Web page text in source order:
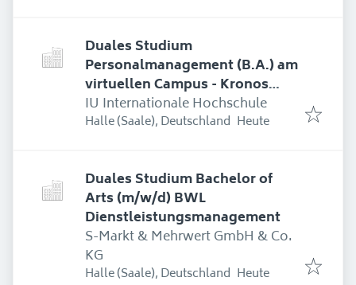
Duales Studium
Personalmanagement (B.A.) am
virtuellen Campus - Kronos
International, Inc.
IU Internationale Hochschule
Halle (Saale), Deutschland Erschienen
Heute
Duales Studium Bachelor of
Arts (m/w/d) BWL
Dienstleistungsmanagement
S-Markt & Mehrwert GmbH & Co.
KG
Halle (Saale), Deutschland Erschienen
Heute